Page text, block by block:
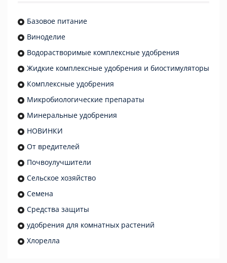
Базовое питание
Виноделие
Водорастворимые комплексные удобрения
Жидкие комплексные удобрения и биостимуляторы
Комплексные удобрения
Микробиологические препараты
Минеральные удобрения
НОВИНКИ
От вредителей
Почвоулучшители
Сельское хозяйство
Семена
Средства защиты
удобрения для комнатных растений
Хлорелла